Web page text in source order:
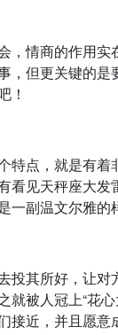
，情商的作用
，但更关键的
！
特点，就是有
看见天秤座大
一副温文尔雅
投其所好，让
就被人冠上“花
接近，并且愿意